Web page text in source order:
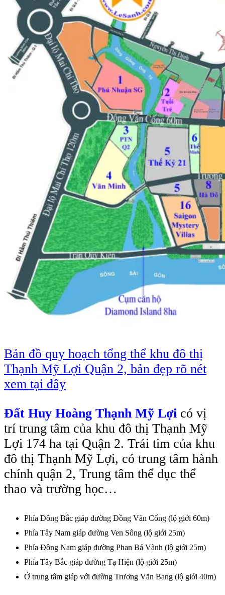
Bản đồ quy hoạch tổng thể khu đô thị
Thạnh Mỹ Lợi Quận 2, bản đẹp rõ nét
xem tại đây
Đất Huy Hoàng Thạnh Mỹ Lợi có vị
trí trung tâm của khu đô thị Thạnh Mỹ
Lợi 174 ha tại Quận 2. Trái tim của khu
đô thị Thạnh Mỹ Lợi, có trung tâm hành
chính quận 2, Trung tâm thể dục thể
thao và trường học…
Phía Đông Bắc giáp đường Đồng Văn Cống (lộ giới 60m)
Phía Tây Nam giáp đường Ven Sông (lộ giới 25m)
Phía Đông Nam giáp đường Phan Bá Vành (lộ giới 25m)
Phía Tây Bắc giáp đường Tạ Hiện (lộ giới 25m)
Ở trung tâm giáp với đường Trương Văn Bang (lộ giới 40m)